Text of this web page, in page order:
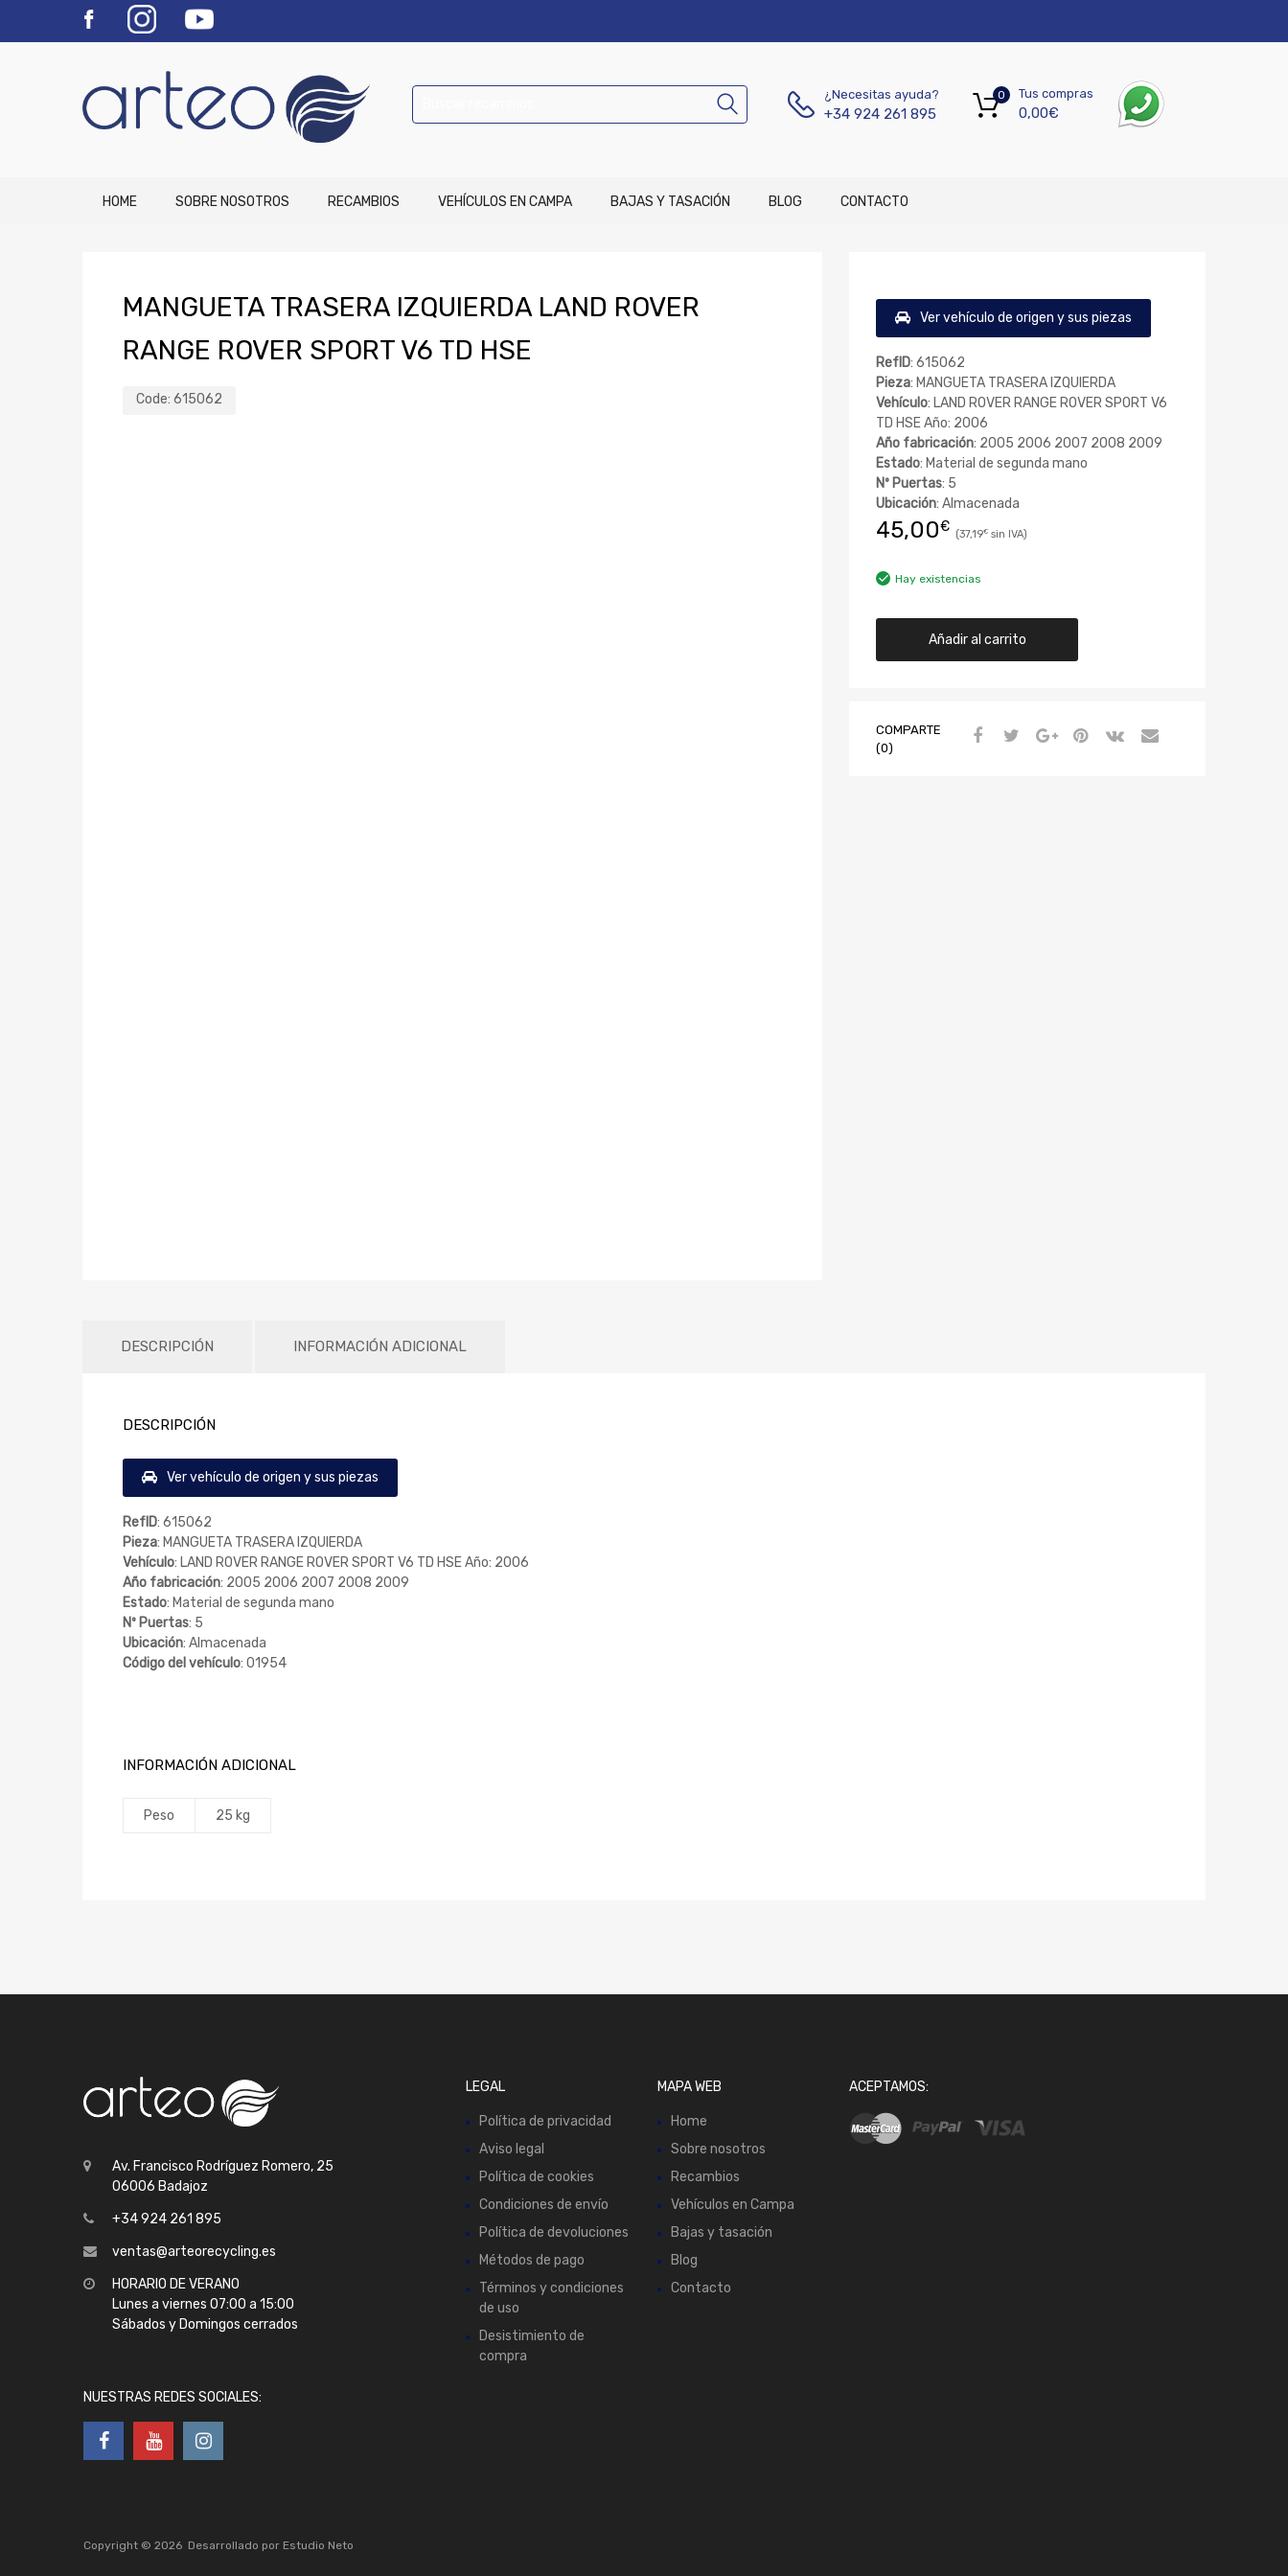
¿Necesitas ayuda?
+34 924 261 895
Tus compras
0,00€
0
HOME SOBRE NOSOTROS RECAMBIOS VEHÍCULOS EN CAMPA BAJAS Y TASACIÓN BLOG CONTACTO
MANGUETA TRASERA IZQUIERDA LAND ROVER
RANGE ROVER SPORT V6 TD HSE
Code: 615062
Ver vehículo de origen y sus piezas
RefID: 615062
Pieza: MANGUETA TRASERA IZQUIERDA
Vehículo: LAND ROVER RANGE ROVER SPORT V6
TD HSE Año: 2006
Año fabricación: 2005 2006 2007 2008 2009
Estado: Material de segunda mano
Nº Puertas: 5
Ubicación: Almacenada
45,00€ 37,19€
Hay existencias
Añadir al carrito
COMPARTE
(0)
DESCRIPCIÓN INFORMACIÓN ADICIONAL
DESCRIPCIÓN
Ver vehículo de origen y sus piezas
RefID: 615062
Pieza: MANGUETA TRASERA IZQUIERDA
Vehículo: LAND ROVER RANGE ROVER SPORT V6 TD HSE Año: 2006
Año fabricación: 2005 2006 2007 2008 2009
Estado: Material de segunda mano
Nº Puertas: 5
Ubicación: Almacenada
Código del vehículo: 01954
INFORMACIÓN ADICIONAL
Peso 25 kg
Av. Francisco Rodríguez Romero, 25
06006 Badajoz
+34 924 261 895
ventas@arteorecycling.es
HORARIO DE VERANO
Lunes a viernes 07:00 a 15:00
Sábados y Domingos cerrados
NUESTRAS REDES SOCIALES:
LEGAL
Política de privacidad
Aviso legal
Política de cookies
Condiciones de envío
Política de devoluciones
Métodos de pago
Términos y condiciones
de uso
Desistimiento de
compra
MAPA WEB
Home
Sobre nosotros
Recambios
Vehículos en Campa
Bajas y tasación
Blog
Contacto
ACEPTAMOS:
Copyright © 2026 Desarrollado por Estudio Neto